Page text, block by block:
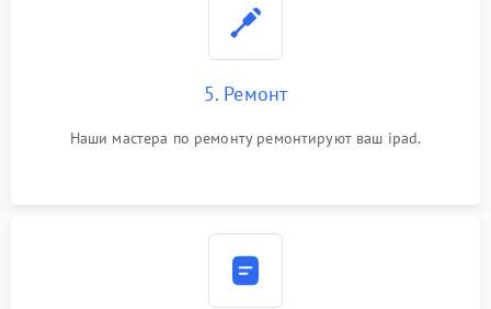
5. Ремонт
Наши мастера по ремонту ремонтируют ваш ipad.